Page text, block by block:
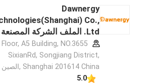
Dawnergy
Co.,
Ltd. الملف الشركة المصنعة
A5 Building, NO.3655
SixianRd, Songjiang District,
Shanghai 201614 China ,الصين
5.0